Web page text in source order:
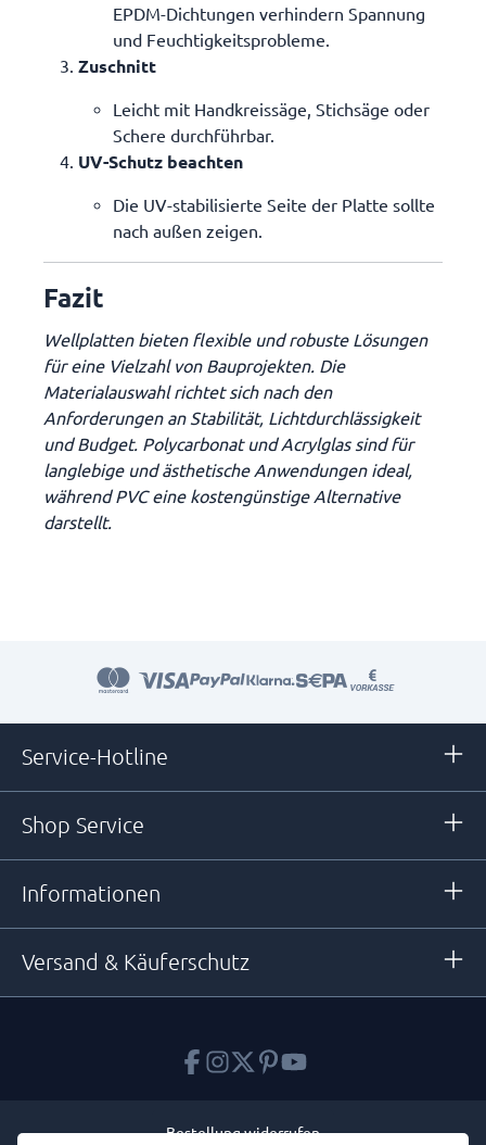
EPDM-Dichtungen verhindern Spannung
und Feuchtigkeitsprobleme.
Zuschnitt
Leicht mit Handkreissäge, Stichsäge oder
Schere durchführbar.
UV-Schutz beachten
Die UV-stabilisierte Seite der Platte sollte
nach außen zeigen.
Fazit
Wellplatten bieten flexible und robuste Lösungen
für eine Vielzahl von Bauprojekten. Die
Materialauswahl richtet sich nach den
Anforderungen an Stabilität, Lichtdurchlässigkeit
und Budget. Polycarbonat und Acrylglas sind für
langlebige und ästhetische Anwendungen ideal,
während PVC eine kostengünstige Alternative
darstellt.
Service-Hotline
Shop Service
Informationen
Versand & Käuferschutz
Bestellung widerrufen